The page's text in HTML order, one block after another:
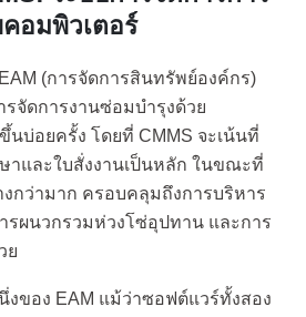
อมพิวเตอร์
(การจัดการสินทรัพย์องค์กร)
รจัดการงานซ่อมบำรุงด้วย
นบ่อยครั้ง โดยที่ CMMS จะเน้นที่
าและใบสั่งงานเป็นหลัก ในขณะที่
งกว่ามาก ครอบคลุมถึงการบริหาร
รผนวกรวมห่วงโซ่อุปทาน และการ
ย
งของ EAM แม้ว่าซอฟต์แวร์ทั้งสอง